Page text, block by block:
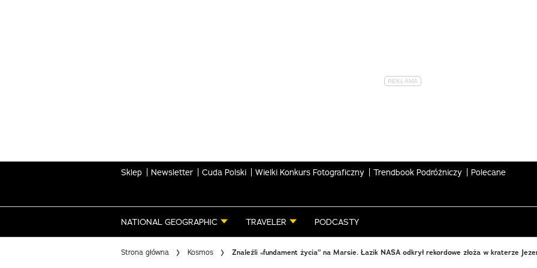
Sklep Newsletter Cuda Polski Wielki Konkurs Fotograficzny Trendbook Podróżniczy Polecane
NATIONAL GEOGRAPHIC TRAVELER PODCASTY
Strona główna Kosmos Znaleźli „fundament życia” na Marsie. Łazik NASA odkrył rekordowe złoża w kraterze